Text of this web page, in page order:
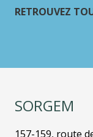
RETROUVEZ
SORGEM
157-159, route